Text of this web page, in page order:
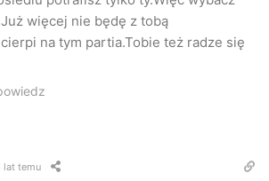
więcej nie będę z tobą
na tym partia.Tobie też radze się
lat temu